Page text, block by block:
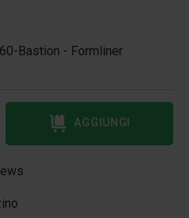
Bastion - Formliner
AGGIUNGI